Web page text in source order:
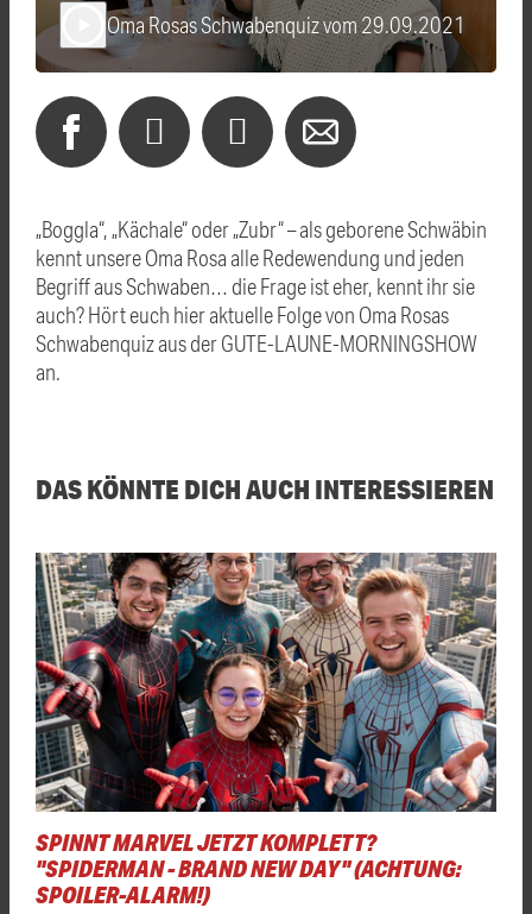
Oma Rosas Schwabenquiz vom 29.09.2021
„Boggla“, „Kächale“ oder „Zubr“ – als geborene Schwäbin
kennt unsere Oma Rosa alle Redewendung und jeden
Begriff aus Schwaben… die Frage ist eher, kennt ihr sie
auch? Hört euch hier aktuelle Folge von Oma Rosas
Schwabenquiz aus der GUTE-LAUNE-MORNINGSHOW
an.
DAS KÖNNTE DICH AUCH INTERESSIEREN
SPINNT MARVEL JETZT KOMPLETT?
"SPIDERMAN - BRAND NEW DAY" (ACHTUNG:
SPOILER-ALARM!)